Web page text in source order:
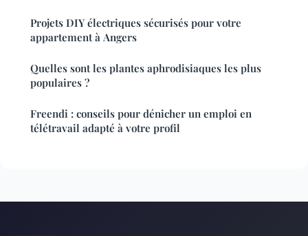
Projets DIY électriques sécurisés pour votre
appartement à Angers
Quelles sont les plantes aphrodisiaques les plus
populaires ?
Freendi : conseils pour dénicher un emploi en
télétravail adapté à votre profil